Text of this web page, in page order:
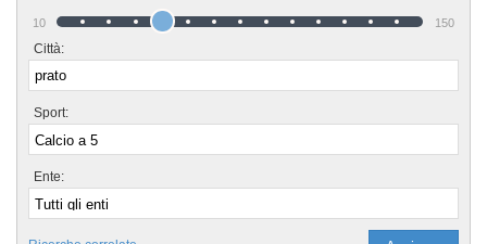
10 150
Città:
Sport:
Ente: